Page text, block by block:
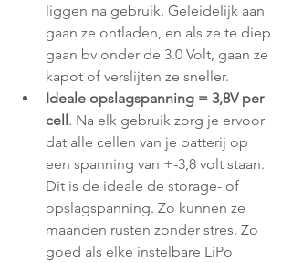
liggen na gebruik. Geleidelijk aan
gaan ze ontladen, en als ze te diep
gaan bv onder de 3.0 Volt, gaan ze
kapot of verslijten ze sneller.
Ideale opslagspanning = 3,8V per
cell. Na elk gebruik zorg je ervoor
dat alle cellen van je batterij op
een spanning van +-3,8 volt staan.
Dit is de ideale de storage- of
opslagspanning. Zo kunnen ze
maanden rusten zonder stres. Zo
goed als elke instelbare LiPo